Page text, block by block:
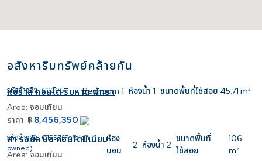
อสังหาริมทรัพย์คล้ายกัน
รหัสอ้างอิง:C2396 Bedroom 1 ห้องน้ำ 1 ขนาดพื้นที่ใช้สอย 45.71 m²
แอราส คอนโด ริมหาด พัทยา
Area: จอมเทียน
ราคา: ฿ 8,456,350
รหัสอ้างอิง: C1557(Foreign
owned)
ห้อง
นอน
2 ห้องน้ำ 2
ขนาดพื้นที่
ใช้สอย
106
m²
ลา รอยัล บีช คอนโดมิเนียม
Area: จอมเทียน